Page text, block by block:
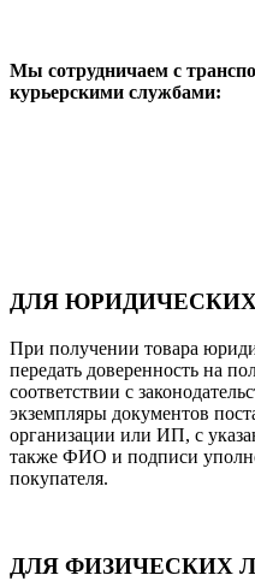
Мы сотрудничаем с
курьерскими службами:
ДЛЯ
При получении товара
передать доверенность на
соответствии с
экземпляры документов
организации или ИП, с
также ФИО и подписи
покупателя.
ДЛЯ ФИЗИЧЕСКИХ